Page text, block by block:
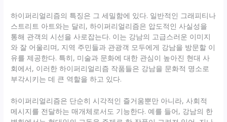
하이퍼리얼리즘의 특징은 그 세밀함에 있다. 일반적인 그래피티나
스트리트 아트와는 달리, 하이퍼리얼리즘은 압도적인 사실성을
통해 관객의 시선을 사로잡는다. 이는 강남의 고급스러운 이미지
와 잘 어울리며, 지역 주민들과 관광객 모두에게 강남을 방문할 이
유를 제공한다. 특히, 미술과 문화에 대한 관심이 높아진 현대 사
회에서, 이러한 하이퍼리얼리즘 작품들은 강남을 문화적 명소로
부각시키는 데 큰 역할을 하고 있다.
하이퍼리얼리즘은 단순히 시각적인 즐거움뿐만 아니라, 사회적
메시지를 전달하는 매개체로서도 기능한다. 예를 들어, 강남의 한